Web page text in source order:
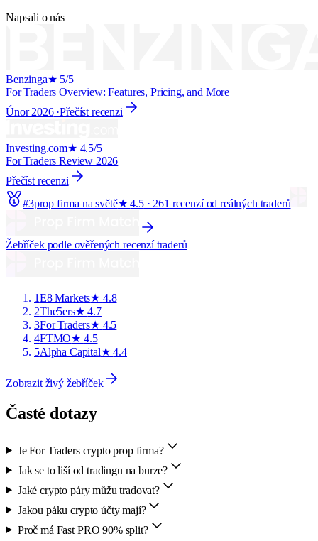
Napsali o nás
Benzinga★ 5/5
For Traders Overview: Features, Pricing, and More
Únor 2026·Přečíst recenzi
Investing.com★ 4.5/5
For Traders Review 2026
Přečíst recenzi
#3prop firma na světě★4.5· 261 recenzí od reálných traderů
Žebříček podle ověřených recenzí traderů
1E8 Markets★ 4.8
2The5ers★4.7
3For Traders★ 4.5
4FTMO★ 4.5
5Alpha Capital★4.4
Zobrazit živý žebříček
Časté dotazy
Je For Traders crypto prop firma?
Jak se to liší od tradingu na burze?
Jaké crypto páry můžu tradovat?
Jakou páku crypto účty mají?
Proč má Fast PRO 90% split?